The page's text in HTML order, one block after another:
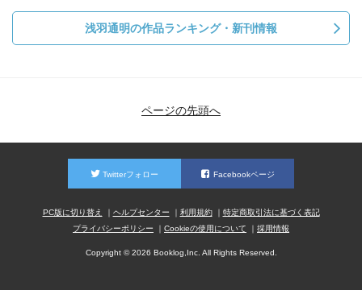
浅羽通明の作品ランキング・新刊情報
ページの先頭へ
Twitterフォロー Facebookページ
PC版に切り替え ヘルプセンター 利用規約
特定商取引法に基づく表記
プライバシーポリシー
Cookieの使用について 採用情報
Copyright © 2026 Booklog,Inc. All Rights Reserved.